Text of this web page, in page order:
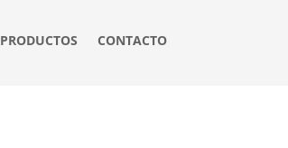
PRODUCTOS CONTACTO